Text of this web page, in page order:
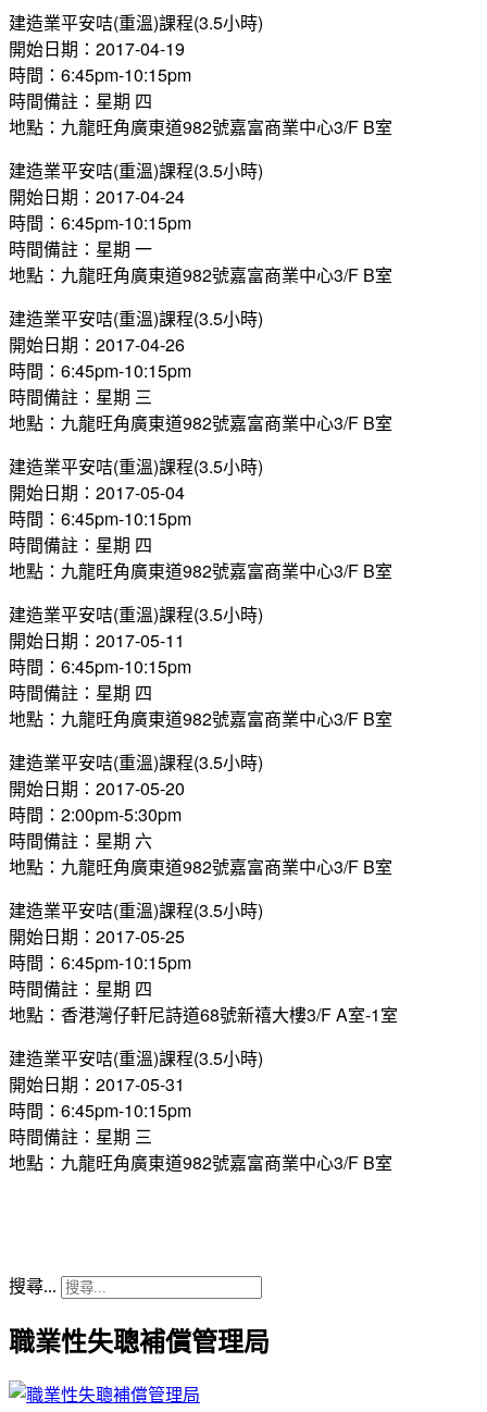
建造業平安咭(重溫)課程(3.5小時)
開始日期：2017-04-19
時間：6:45pm-10:15pm
時間備註：星期 四
地點：九龍旺角廣東道982號嘉富商業中心3/F B室
建造業平安咭(重溫)課程(3.5小時)
開始日期：2017-04-24
時間：6:45pm-10:15pm
時間備註：星期 一
地點：九龍旺角廣東道982號嘉富商業中心3/F B室
建造業平安咭(重溫)課程(3.5小時)
開始日期：2017-04-26
時間：6:45pm-10:15pm
時間備註：星期 三
地點：九龍旺角廣東道982號嘉富商業中心3/F B室
建造業平安咭(重溫)課程(3.5小時)
開始日期：2017-05-04
時間：6:45pm-10:15pm
時間備註：星期 四
地點：九龍旺角廣東道982號嘉富商業中心3/F B室
建造業平安咭(重溫)課程(3.5小時)
開始日期：2017-05-11
時間：6:45pm-10:15pm
時間備註：星期 四
地點：九龍旺角廣東道982號嘉富商業中心3/F B室
建造業平安咭(重溫)課程(3.5小時)
開始日期：2017-05-20
時間：2:00pm-5:30pm
時間備註：星期 六
地點：九龍旺角廣東道982號嘉富商業中心3/F B室
建造業平安咭(重溫)課程(3.5小時)
開始日期：2017-05-25
時間：6:45pm-10:15pm
時間備註：星期 四
地點：香港灣仔軒尼詩道68號新禧大樓3/F A室-1室
建造業平安咭(重溫)課程(3.5小時)
開始日期：2017-05-31
時間：6:45pm-10:15pm
時間備註：星期 三
地點：九龍旺角廣東道982號嘉富商業中心3/F B室
搜尋...
職業性失聰補償管理局